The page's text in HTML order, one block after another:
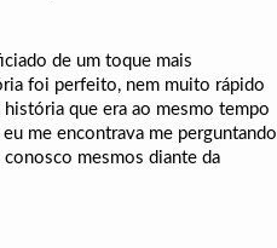
de um toque mais
foi perfeito, nem muito rápido
que era ao mesmo tempo
me encontrava me perguntando
mesmos diante da